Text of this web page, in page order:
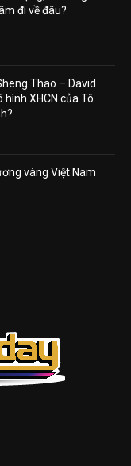
đi về đâu?
Thao – David
hình XHCN của Tô
vàng Việt Nam